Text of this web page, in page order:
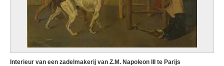
Interieur van een zadelmakerij van Z.M. Napoleon III te Parijs